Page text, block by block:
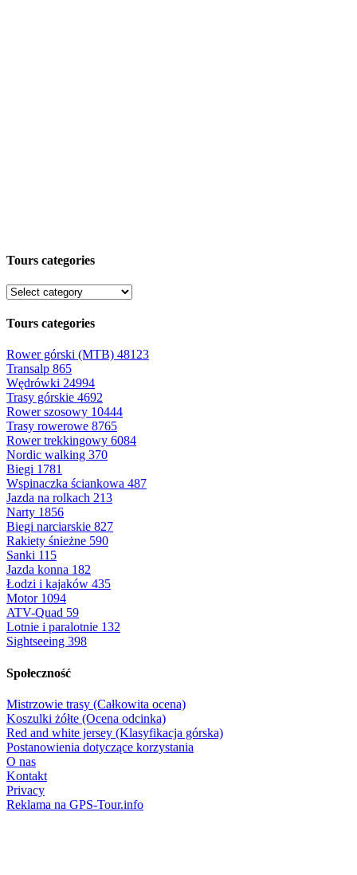
Tours categories
Tours categories
Rower górski (MTB) 48123
Transalp 865
Wędrówki 24994
Trasy górskie 4692
Rower szosowy 10444
Trasy rowerowe 8765
Rower trekkingowy 6084
Nordic walking 370
Biegi 1781
Wspinaczka ściankowa 487
Jazda na rolkach 213
Narty 1856
Biegi narciarskie 827
Rakiety śnieżne 590
Sanki 115
Jazda konna 182
Łodzi i kajaków 435
Motor 1094
ATV-Quad 59
Lotnie i paralotnie 132
Sightseeing 398
Społeczność
Mistrzowie trasy (Całkowita ocena)
Koszulki żółte (Ocena odcinka)
Red and white jersey (Klasyfikacja górska)
Postanowienia dotyczące korzystania
O nas
Kontakt
Privacy
Reklama na GPS-Tour.info